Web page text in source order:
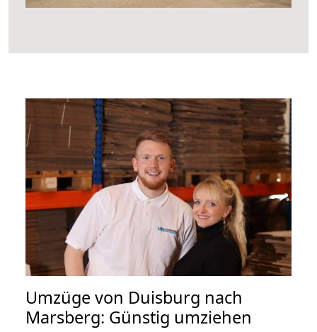
Umzüge von Duisburg nach
Marsberg: Günstig umziehen